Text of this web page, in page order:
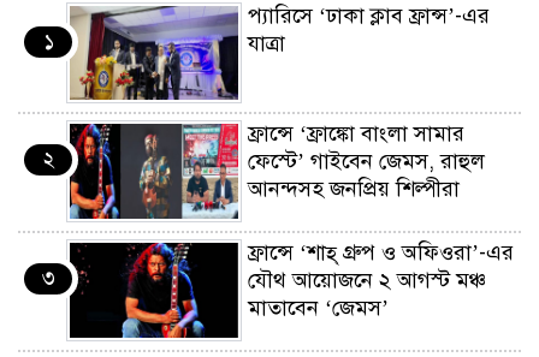
১
প্যারিসে ‘ঢাকা ক্লাব ফ্রান্স’-এর
যাত্রা
২
ফ্রান্সে ‘ফ্রাঙ্কো বাংলা সামার
ফেস্টে’ গাইবেন জেমস, রাহুল
আনন্দসহ জনপ্রিয় শিল্পীরা
৩
ফ্রান্সে ‘শাহ্ গ্রুপ ও অফিওরা’-এর
যৌথ আয়োজনে ২ আগস্ট মঞ্চ
মাতাবেন ‘জেমস’